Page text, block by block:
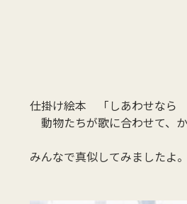
仕掛け絵本 「しあわせなら
動物たちが歌に合わせて、
みんなで真似してみましたよ。